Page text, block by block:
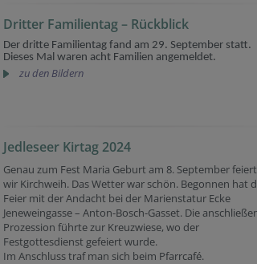
Dritter Familientag – Rückblick
Der dritte Familientag fand am 29. September statt.
Dieses Mal waren acht Familien angemeldet.
zu den Bildern
Jedleseer Kirtag 2024
Genau zum Fest Maria Geburt am 8. September
wir Kirchweih. Das Wetter war schön. Begonnen hat
Feier mit der Andacht bei der Marienstatur Ecke
Jeneweingasse – Anton-Bosch-Gasset. Die
Prozession führte zur Kreuzwiese, wo der
Festgottesdienst gefeiert wurde.
Im Anschluss traf man sich beim Pfarrcafé.